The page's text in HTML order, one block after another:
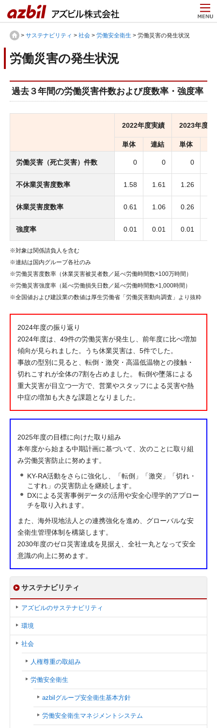
> サステナビリティ > 社会 > 労働安全衛生 > 労働災害の発生状況
労働災害の発生状況
過去３年間の労働災害件数および度数率・強度率
2022年度実績 2023年度実
単体 連結 単体
労働災害（死亡災害）件数 0 0 0
不休業災害度数率 1.58 1.61 1.26
休業災害度数率 0.61 1.06 0.26
強度率 0.01 0.01 0.01
※対象は関係請負人を含む
※連結は国内グループ各社のみ
※労働災害度数率（休業災害被災者数／延べ労働時間数×100万時間）
※労働災害強度率（延べ労働損失日数／延べ労働時間数×1,000時間）
※全国値および建設業の数値は厚生労働省「労働災害動向調査」より抜粋
2024年度の振り返り
2024年度は、49件の労働災害が発生し、前年度に比べ増加
傾向が見られました。うち休業災害は、5件でした。
事故の型別に見ると、転倒・激突・高温低温物との接触・
切れこすれが全体の7割を占めました。 転倒や墜落による
重大災害が目立つ一方で、営業やスタッフによる災害や熱
中症の増加も大きな課題となりました。
2025年度の目標に向けた取り組み
本年度から始まる中期計画に基づいて、次のことに取り組
み労働災害防止に努めます。
KY-RA活動をさらに強化し、「転倒」「激突」「切れ・
こすれ」の災害防止を継続します。
DXによる災害事例データの活用や安全心理学的アプロー
チを取り入れます。
また、海外現地法人との連携強化を進め、グローバルな安
全衛生管理体制を構築します。
2030年度のゼロ災害達成を見据え、全社一丸となって安全
意識の向上に努めます。
サステナビリティ
アズビルのサステナビリティ
環境
社会
人権尊重の取組み
労働安全衛生
azbilグループ安全衛生基本方針
労働安全衛生マネジメントシステム